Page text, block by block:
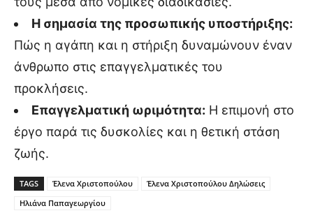
Η σημασία της προσωπικής υποστήριξης:
Πώς η αγάπη και η στήριξη δυναμώνουν έναν
άνθρωπο στις επαγγελματικές του
προκλήσεις.
Επαγγελματική ωριμότητα: Η επιμονή στο
έργο παρά τις δυσκολίες και η θετική στάση
ζωής.
TAGS Έλενα Χριστοπούλου
Έλενα Χριστοπούλου Δηλώσεις
Ηλιάνα Παπαγεωργίου